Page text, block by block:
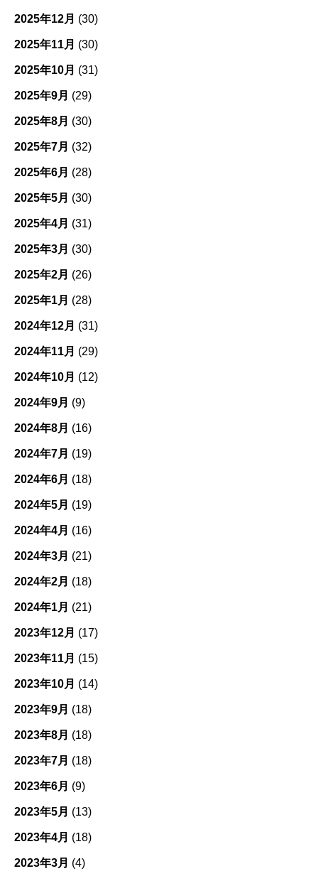
2025年12月 (30)
2025年11月 (30)
2025年10月 (31)
2025年9月 (29)
2025年8月 (30)
2025年7月 (32)
2025年6月 (28)
2025年5月 (30)
2025年4月 (31)
2025年3月 (30)
2025年2月 (26)
2025年1月 (28)
2024年12月 (31)
2024年11月 (29)
2024年10月 (12)
2024年9月 (9)
2024年8月 (16)
2024年7月 (19)
2024年6月 (18)
2024年5月 (19)
2024年4月 (16)
2024年3月 (21)
2024年2月 (18)
2024年1月 (21)
2023年12月 (17)
2023年11月 (15)
2023年10月 (14)
2023年9月 (18)
2023年8月 (18)
2023年7月 (18)
2023年6月 (9)
2023年5月 (13)
2023年4月 (18)
2023年3月 (4)